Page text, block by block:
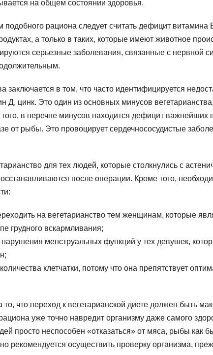
на общем состоянии здоровья.
рациона следует считать дефицит витамина
а только в таких, которые имеют животное
серьезные заболевания, связанные с нервной
заключается в том, что часто идентифицируется
Д, цинк. Это один из основных минусов
в перечне минусов находится дефицит важнейших
от рыбы. Это провоцирует сердечнососудистые
для тех людей, которые столкнулись с
после операции. Кроме того,
на вегетарианство тем женщинам, которые
грудного вскармливания;
менструальных функций у тех девушек,
клетчатки, потому что она препятствует
что переход к вегетарианской диете должен быть
уже точно навредит организму даже самого
просто неспособен «отказаться» от мяса, рыбы как
рекомендуется осуществить проверку организма,